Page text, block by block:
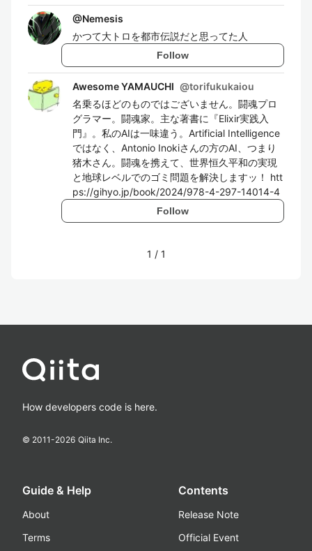
@Nemesis
かつて大トロを都市伝説だと思ってた人
Follow
Awesome YAMAUCHI @torifukukaiou
名乗るほどのものではございません。闘魂プロ
グラマー。闘魂家。主な著書に『Elixir実践入
門』。私のAIは一味違う。Artificial Intelligence
ではなく、Antonio Inokiさんの方のAI、つまり
猪木さん。闘魂を携えて、世界恒久平和の実現
と地球レベルでのゴミ問題を解決しますッ！ htt
ps://gihyo.jp/book/2024/978-4-297-14014-4
Follow
1 / 1
How developers code is here.
© 2011-2026 Qiita Inc.
Guide & Help
About
Terms
Contents
Release Note
Official Event